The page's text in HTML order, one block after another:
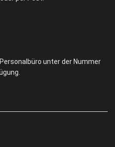
unter der Nummer